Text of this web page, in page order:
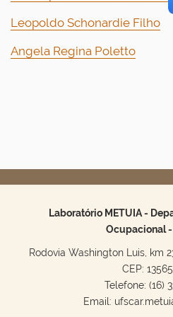
Leopoldo Schonardie Filho
Angela Regina Poletto
Laboratório METUIA -
Ocupacional -
Rodovia Washington Luis, km
CEP:
Telefone: (16)
Email: